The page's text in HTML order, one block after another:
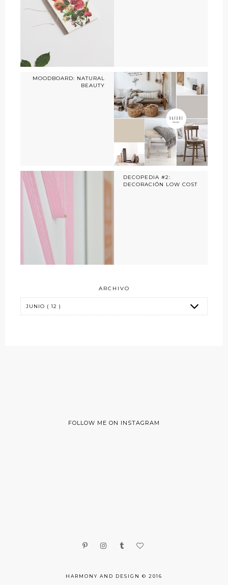
MOODBOARD: NATURAL
BEAUTY
DECOPEDIA #2:
DECORACIÓN LOW COST
ARCHIVO
FOLLOW ME ON INSTAGRAM
HARMONY AND DESIGN © 2016